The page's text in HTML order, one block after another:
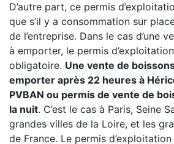
D’autre part, ce permis
que s’il y a consommation sur
de l’entreprise. Dans le cas d’une
à emporter, le permis d’exploitation
obligatoire. Une vente de
emporter après 22 heures à
PVBAN ou permis de vente de
la nuit. C’est le cas à Paris, Seine
grandes villes de la Loire, et les
de France. Le permis